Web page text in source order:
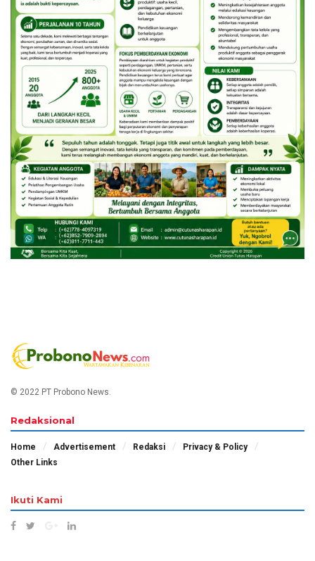
© 2022 PT Probono News.
Redaksional
Home Advertisement Redaksi
Privacy & Policy
Other Links
Ikuti Kami